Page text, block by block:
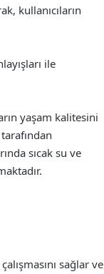
kullanıcıların
ile
yaşam kalitesini
sıcak su ve
sağlar ve